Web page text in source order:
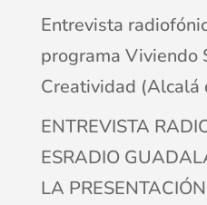
Entrevista
programa Viviendo
Creatividad (Alcalá
ENTREVISTA
ESRADIO
LA